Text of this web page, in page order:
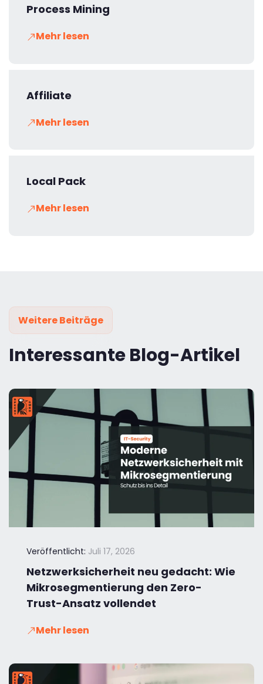
Process Mining
Mehr lesen
Affiliate
Mehr lesen
Local Pack
Mehr lesen
Weitere Beiträge
Interessante Blog-Artikel
Veröffentlicht: Juli 17, 2026
Netzwerksicherheit neu gedacht: Wie
Mikrosegmentierung den Zero-
Trust-Ansatz vollendet
Mehr lesen